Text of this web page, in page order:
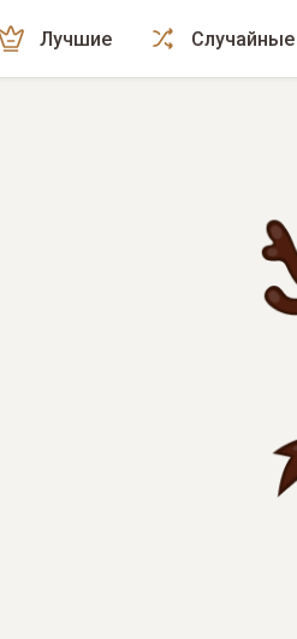
Лучшие Случайные